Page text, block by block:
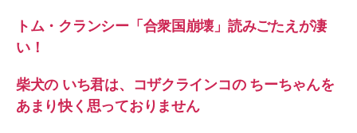
トム・クランシー「合衆国崩壊」読みごたえが凄
い！
柴犬の いち君は、コザクラインコの ちーちゃんを
あまり快く思っておりません